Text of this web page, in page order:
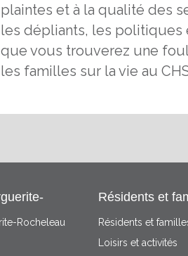
plaintes et à la qualité des
les dépliants, les politiques
que vous trouverez une
les familles sur la vie au
Résidents et
Rocheleau
Résidents et
Loisirs et activités